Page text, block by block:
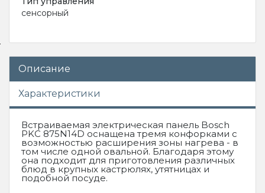
сенсорный
Описание
Характеристики
Встраиваемая электрическая панель Bosch
PKС 875N14D оснащена тремя конфорками с
возможностью расширения зоны нагрева - в
том числе одной овальной. Благодаря этому
она подходит для приготовления различных
блюд в крупных кастрюлях, утятницах и
подобной посуде.